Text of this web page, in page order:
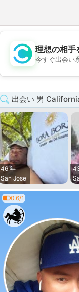
理想の相手
今すぐ出会い
出会い 男
46 年
San Jose
0.6/1